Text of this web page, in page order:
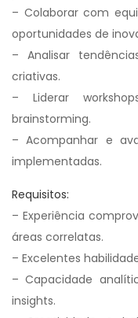
– Colaborar com
oportunidades de
– Analisar
criativas.
– Liderar
brainstorming.
– Acompanhar e
implementadas.
Requisitos:
– Experiência
áreas correlatas.
– Excelentes
– Capacidade
insights.